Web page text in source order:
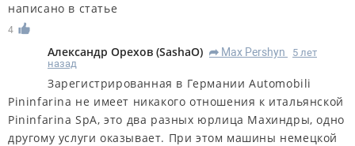
написано в статье
4
Александр Орехов (SashaO) R Max Pershyn
5 лет
назад
Зарегистрированная в Германии Automobili
Pininfarina не имеет никакого отношения к итальянской
Pininfarina SpA, это два разных юрлица Махиндры, одно
другому услуги оказывает. При этом машины немецкой